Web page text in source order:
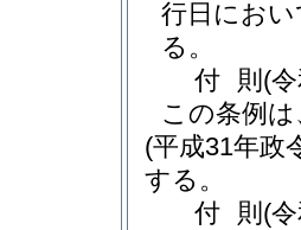
行日にお
る。
付 則 (
この条例
(平成31年政
する。
付 則 (